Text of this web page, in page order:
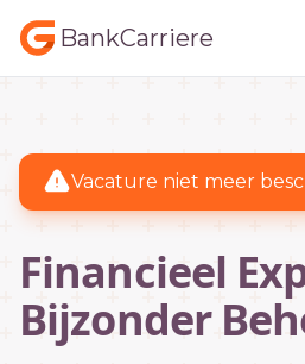
BankCarriere
Vacature niet meer
Financieel
Bijzonder